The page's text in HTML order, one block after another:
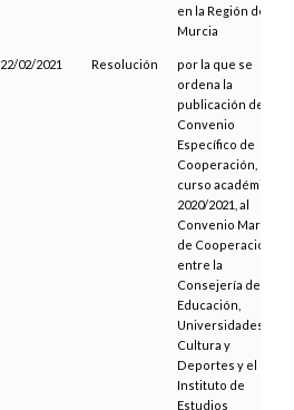
en la Región de
Murcia
22/02/2021 Resolución
por la que se
ordena la
publicación del
Convenio
Específico de
Cooperación,
curso académico
2020/2021, al
Convenio Marco
de Cooperación
entre la
Consejería de
Educación,
Universidades,
Cultura y
Deportes y el
Instituto de
Estudios